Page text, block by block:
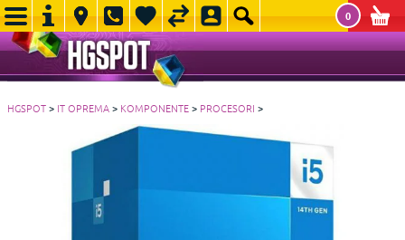
0
HGSPOT> IT OPREMA> KOMPONENTE> PROCESORI >